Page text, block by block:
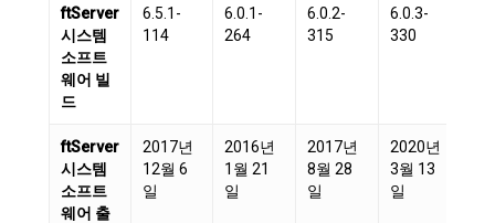
ftServer
시스템
소프트
웨어 빌
드
6.5.1-
114
6.0.1-
264
6.0.2-
315
6.0.3-
330
ftServer
시스템
소프트
웨어 출
2017년
12월 6
일
2016년
1월 21
일
2017년
8월 28
일
2020년
3월 13
일